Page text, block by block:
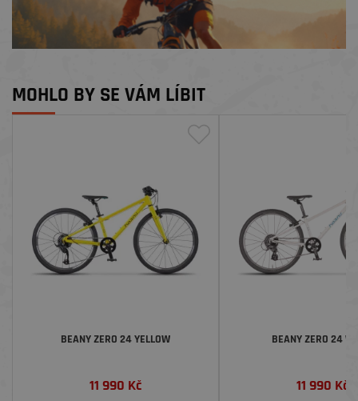
MOHLO BY SE VÁM LÍBIT
BEANY ZERO 24 YELLOW
11 990 Kč
BEANY ZERO 24
11 990 Kč